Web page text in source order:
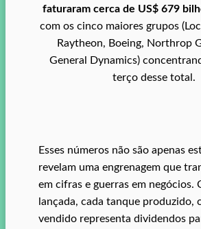
faturaram cerca de US$ 679
com os cinco maiores grupos
Raytheon, Boeing, Northrop
General Dynamics)
terço desse total.
Esses números não são apenas
revelam uma engrenagem que
em cifras e guerras em negócios.
lançada, cada tanque produzido,
vendido representa dividendos